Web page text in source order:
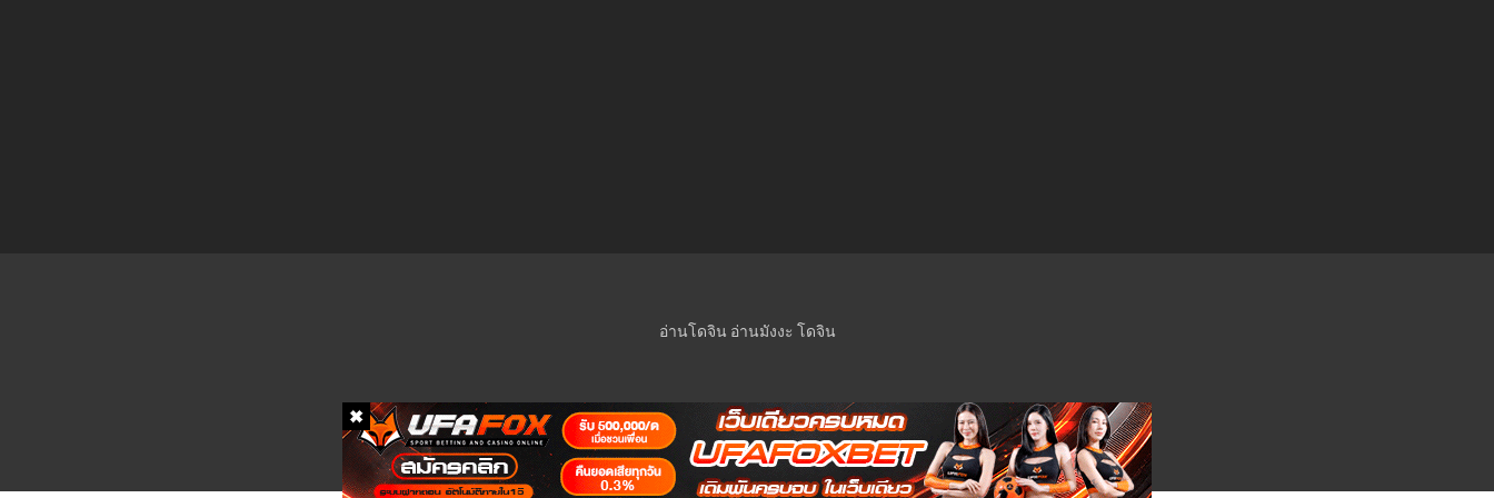
อ่านโดจิน อ่านมังงะ โดจิน
© 2023 Manga-Lc Inc. All rights reserved